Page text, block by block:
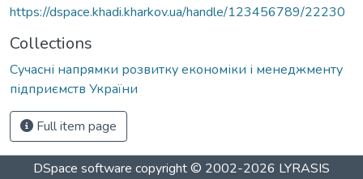
https://dspace.khadi.kharkov.ua/handle/123456789/22230
Collections
Сучасні напрямки розвитку економіки і менеджменту
підприємств України
Full item page
DSpace software copyright © 2002-2026 LYRASIS